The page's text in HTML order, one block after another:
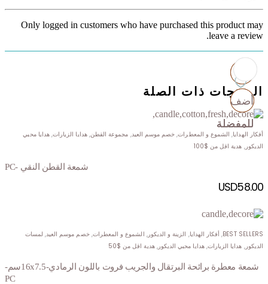
Only logged in customers who have purchased this product may
leave a review.
المنتجات ذات الصلة
أضف
للمفضلة
أفكار الهدايا, الشموع و المعطرات, خصم موسم العيد, مجموعة القطن,هدايا الزيارات,هدايا محبي
الديكور, هدية اقل من $100
شمعة القطن النقي -PC
USD58.00
أضف
للمفضلة
BEST SELLERS
, أفكار الهدايا, الزينة و الديكور, الشموع و المعطرات,خصم موسم العيد, لمسات
الديكور, هدايا الزيارات,هدايا محبي الديكور,هدية اقل من $50
شمعة معطرة برائحة البرتقال والجريب فروت باللون الرمادي-16x7.5سم-
PC
أضف
للمفضلة
أضف
للمفضلة